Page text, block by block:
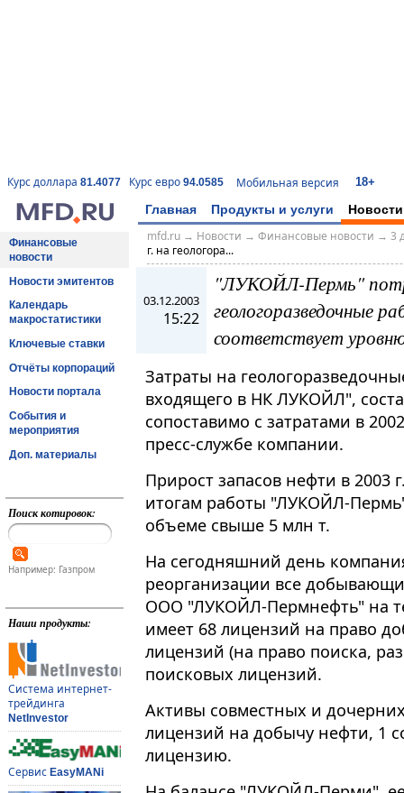
Курс доллара 81.4077 Курс евро 94.0585 Мобильная версия 18+
Главная Продукты и услуги Новости
Финансовые
новости
Новости эмитентов
Календарь
макростатистики
Ключевые ставки
Отчёты корпораций
Новости портала
События и
мероприятия
Доп. материалы
Поиск котировок:
Например: Газпром
Наши продукты:
Система интернет-
трейдинга
NetInvestor
Сервис EasyMANi
mfd.ru→ Новости → Финансовые новости → 3
г. на геологора...
03.12.2003
15:22
"ЛУКОЙЛ-Пермь"
геологоразведочные
соответствует
Затраты на
входящего в НК ЛУКОЙЛ",
сопоставимо с затратами в
пресс-службе компании.
Прирост запасов нефти в 2003
итогам работы "ЛУКОЙЛ-
объеме свыше 5 млн т.
На сегодняшний день
реорганизации все
ООО "ЛУКОЙЛ-Пермнефть" на
имеет 68 лицензий на право
лицензий (на право поиска,
поисковых лицензий.
Активы совместных и
лицензий на добычу нефти, 1
лицензию.